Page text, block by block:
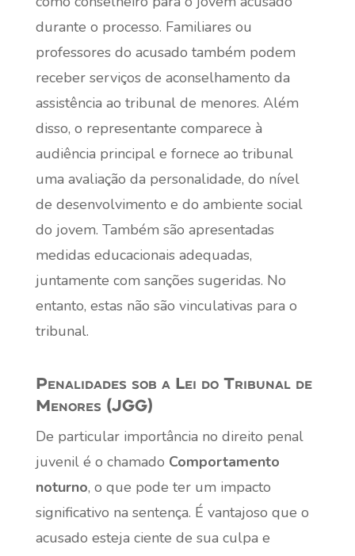
durante o processo. Familiares ou
professores do acusado também podem
receber serviços de aconselhamento da
assistência ao tribunal de menores. Além
disso, o representante comparece à
audiência principal e fornece ao tribunal
uma avaliação da personalidade, do nível
de desenvolvimento e do ambiente social
do jovem. Também são apresentadas
medidas educacionais adequadas,
juntamente com sanções sugeridas. No
entanto, estas não são vinculativas para o
tribunal.
Penalidades sob a Lei do Tribunal de
Menores (JGG)
De particular importância no direito penal
juvenil é o chamado Comportamento
noturno, o que pode ter um impacto
significativo na sentença. É vantajoso que o
acusado esteja ciente de sua culpa e